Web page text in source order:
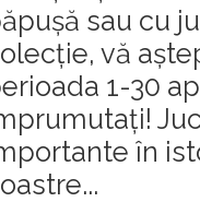
sau cu
vă
1-30
în